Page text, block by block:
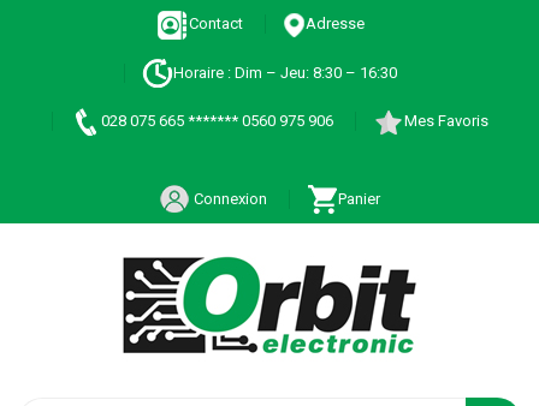
Contact Adresse
Horaire : Dim – Jeu: 8:30 – 16:30
028 075 665 ******* 0560 975 906 Mes Favoris
Connexion Panier